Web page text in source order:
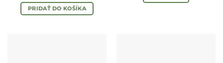
PRIDAŤ DO KOŠÍKA